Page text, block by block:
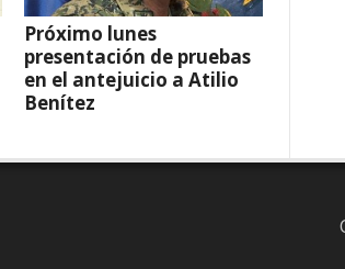
Próximo lunes
presentación de pruebas
en el antejuicio a Atilio
Benítez